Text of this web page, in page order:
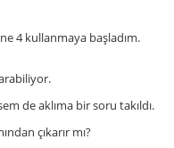
4 kullanmaya başladım.
de aklıma bir soru takıldı.
çıkarır mı?